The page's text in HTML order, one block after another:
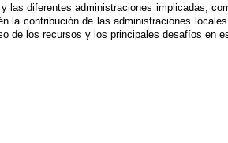
las diferentes administraciones implicadas,
la contribución de las administraciones
de los recursos y los principales desafíos en